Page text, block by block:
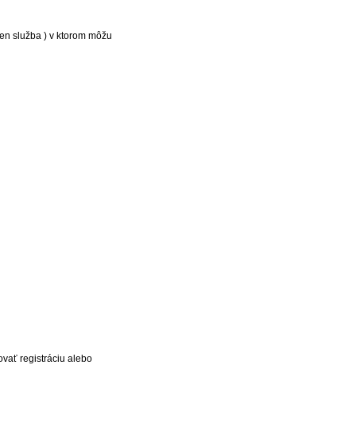
služba ) v ktorom môžu
registráciu alebo